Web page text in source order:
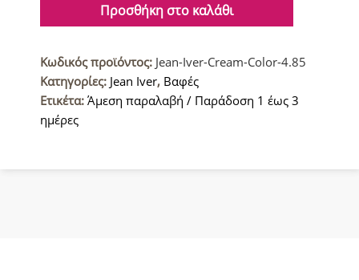
Color
μαλλιών
4.85
Αγριοκέρασο
ποσότητα
Προσθήκη στο καλάθι
Κωδικός προϊόντος: Jean-Iver-Cream-Color-4.85
Κατηγορίες: Jean Iver, Βαφές
Ετικέτα: Άμεση παραλαβή / Παράδοση 1 έως 3
ημέρες